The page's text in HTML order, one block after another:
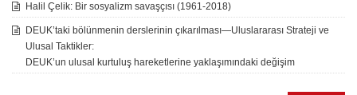
Halil Çelik: Bir sosyalizm savaşçısı (1961-2018)
DEUK’taki bölünmenin derslerinin çıkarılması—Uluslararası Strateji ve
Ulusal Taktikler:
DEUK’un ulusal kurtuluş hareketlerine yaklaşımındaki değişim